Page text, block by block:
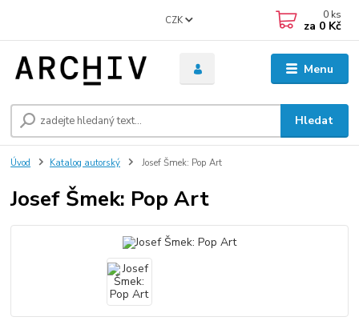
Menu
CZK
Hledat
0 ks
za 0 Kč
Úvod Katalog autorský Josef Šmek: Pop Art
Josef Šmek: Pop Art